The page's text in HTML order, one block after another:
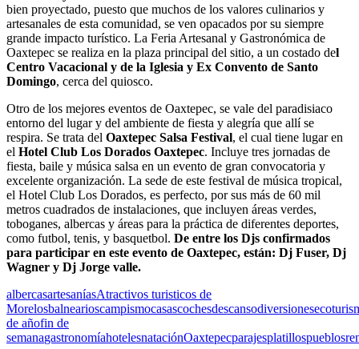
bien proyectado, puesto que muchos de los valores culinarios y
artesanales de esta comunidad, se ven opacados por su siempre
grande impacto turístico. La Feria Artesanal y Gastronómica de
Oaxtepec se realiza en la plaza principal del sitio, a un costado del
Centro Vacacional y de la Iglesia y Ex Convento de Santo
Domingo, cerca del quiosco.
Otro de los mejores eventos de Oaxtepec, se vale del paradisiaco
entorno del lugar y del ambiente de fiesta y alegría que allí se
respira. Se trata del Oaxtepec Salsa Festival, el cual tiene lugar en
el Hotel Club Los Dorados Oaxtepec. Incluye tres jornadas de
fiesta, baile y música salsa en un evento de gran convocatoria y
excelente organización. La sede de este festival de música tropical,
el Hotel Club Los Dorados, es perfecto, por sus más de 60 mil
metros cuadrados de instalaciones, que incluyen áreas verdes,
toboganes, albercas y áreas para la práctica de diferentes deportes,
como futbol, tenis, y basquetbol. De entre los Djs confirmados
para participar en este evento de Oaxtepec, están: Dj Fuser, Dj
Wagner y Dj Jorge valle.
albercasartesaníasAtractivos turisticos de
Morelosbalnearioscampismocasascochesdescansodiversiones
de añofin de
semanagastronomíahotelesnataciónOaxtepecparajesplatillospueblos